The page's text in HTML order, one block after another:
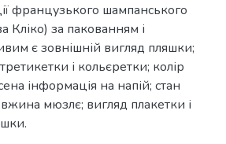
французького шампанського
Кліко) за пакованням і
є зовнішній вигляд пляшки;
і кольєретки; колір
інформація на напій; стан
мюзлє; вигляд плакетки і